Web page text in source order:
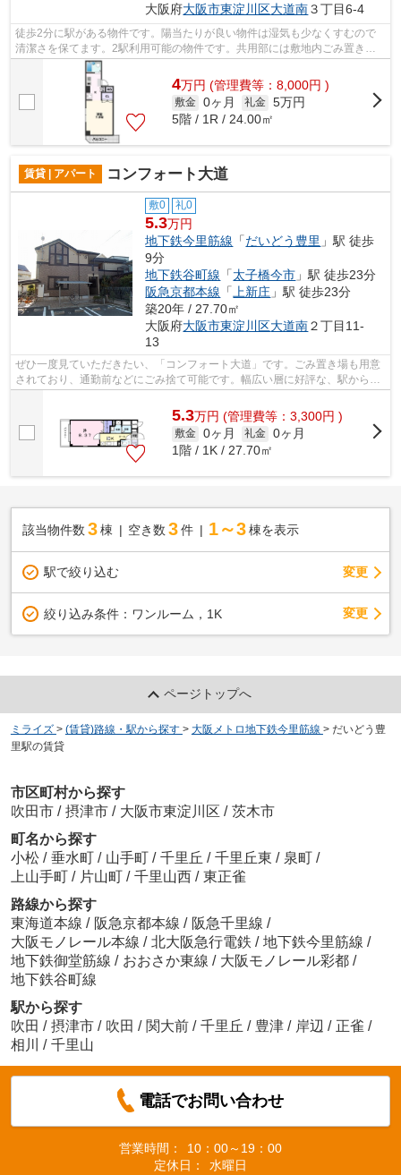
大阪府大阪市東淀川区大道南３丁目6-4
徒歩2分に駅がある物件です。陽当たりが良い物件は湿気も少なくすむので
清潔さを保てます。2駅利用可能の物件です。共用部には敷地内ごみ置き
場・エレベータなどが揃っております。遮...
4万円 (管理費等：8,000円 )
敷金 0ヶ月 礼金 5万円
5階 / 1R / 24.00㎡
賃貸 | アパート コンフォート大道
敷0 礼0
5.3万円
地下鉄今里筋線 「だいどう豊里 」駅 徒歩
9分
地下鉄谷町線 「太子橋今市 」駅 徒歩23分
阪急京都本線 「 上新庄 」駅 徒歩23分
築20年 / 27.70㎡
大阪府大阪市東淀川区大道南２丁目11-
13
ぜひ一度見ていただきたい、「コンフォート大道」です。ごみ置き場も用意
されており、通勤前などにごみ捨て可能です。幅広い層に好評な、駅から徒
歩9分に立地する物件です。高い信頼性...
5.3万円 (管理費等：3,300円 )
敷金 0ヶ月 礼金 0ヶ月
1階 / 1K / 27.70㎡
該当物件数 3棟 空き数 3 件 1～3 棟を表示
駅で絞り込む 変更
絞り込み条件： ワンルーム，1K 変更
ページトップへ
ミライズ > (賃貸)路線・駅から探す > 大阪メトロ地下鉄今里筋線 > だいどう豊
里駅の賃貸
市区町村から探す
吹田市 / 摂津市 / 大阪市東淀川区 / 茨木市
町名から探す
小松 / 垂水町 / 山手町 / 千里丘 / 千里丘東 / 泉町 /
上山手町 / 片山町 / 千里山西 / 東正雀
路線から探す
東海道本線 / 阪急京都本線 / 阪急千里線 /
大阪モノレール本線 / 北大阪急行電鉄 / 地下鉄今里筋線 /
地下鉄御堂筋線 / おおさか東線 / 大阪モノレール彩都 /
地下鉄谷町線
駅から探す
吹田 / 摂津市 / 吹田 / 関大前 / 千里丘 / 豊津 / 岸辺 / 正雀 /
相川
/ 千里山
電話でお問い合わせ
営業時間：
10：00～19：00
定休日：
水曜日